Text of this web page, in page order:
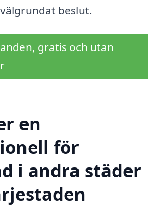
beslut.
gratis och utan
en
för
i andra städer